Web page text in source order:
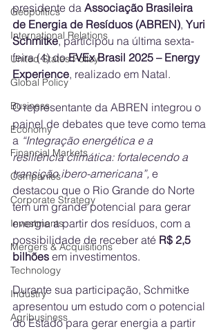
Geopolitics
International Relations
United States Policy
Global Policy
Business
Economy
Financial Markets
Companies
Corporate Strategy
Investments
Mergers & Acquisitions
Technology
Industry
Agribusiness
presidente da Associação Brasileira
de Energia de Resíduos (ABREN), Yuri
Schmitke, participou na última sexta-
feira (4) do EVEx Brasil 2025 – Energy
Experience, realizado em Natal.
O representante da ABREN integrou o
painel de debates que teve como tema
a “Integração energética e a
resiliência climática: fortalecendo a
transição ibero-americana”, e
destacou que o Rio Grande do Norte
tem um grande potencial para gerar
energia a partir dos resíduos, com a
possibilidade de receber até R$ 2,5
bilhões em investimentos.
Durante sua participação, Schmitke
apresentou um estudo com o potencial
do Estado para gerar energia a partir